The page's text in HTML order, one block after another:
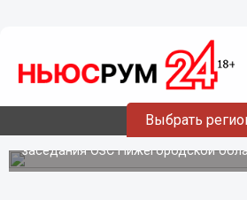
Выбрать
Наталия Казачкова
должность
инвестиционной политике
Процедура согласования Наталии
должность заместителя
заседания ОЗС Нижегородской